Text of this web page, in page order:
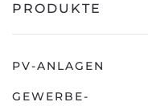
PRODUKTE
PV-ANLAGEN
GEWERBE-